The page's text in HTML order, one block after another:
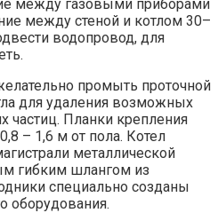
между газовыми приборами
между стеной и котлом 30–
водопровод, для
промыть проточной
для удаления возможных
частиц. Планки крепления
– 1,6 м от пола. Котел
металлической
гибким шлангом из
специально созданы
оборудования.